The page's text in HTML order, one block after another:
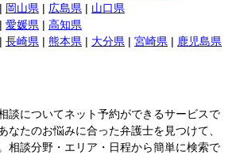
| 岡山県 | 広島県 | 山口県
| 愛媛県 | 高知県
| 長崎県 | 熊本県 | 大分県 | 宮崎県 | 鹿児島県
談についてネット予約ができるサービスで
なたのお悩みに合った弁護士を見つけて、
相談分野・エリア・日程から簡単に検索で